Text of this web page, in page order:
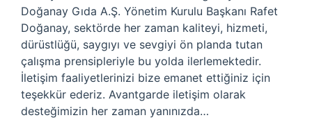
Doğanay Gıda A.Ş. Yönetim Kurulu Başkanı Rafet
Doğanay, sektörde her zaman kaliteyi, hizmeti,
dürüstlüğü, saygıyı ve sevgiyi ön planda tutan
çalışma prensipleriyle bu yolda ilerlemektedir.
İletişim faaliyetlerinizi bize emanet ettiğiniz için
teşekkür ederiz. Avantgarde iletişim olarak
desteğimizin her zaman yanınızda…